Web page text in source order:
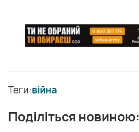
Теги:війна
Поділіться новиною: